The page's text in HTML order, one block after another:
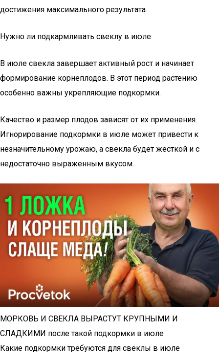
достижения максимального результата.
Нужно ли подкармливать свеклу в июле
В июле свекла завершает активный рост и начинает
формирование корнеплодов. В этот период растению
особенно важны укрепляющие подкормки.
Качество и размер плодов зависят от их применения.
Игнорирование подкормки в июле может привести к
незначительному урожаю, а свекла будет жесткой и с
недостаточно выраженным вкусом.
МОРКОВЬ И СВЕКЛА ВЫРАСТУТ КРУПНЫМИ И
СЛАДКИМИ после такой подкормки в июле
Какие подкормки требуются для свеклы в июле